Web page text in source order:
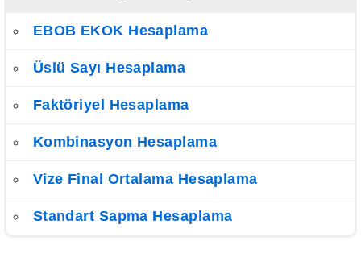
EBOB EKOK Hesaplama
Üslü Sayı Hesaplama
Faktöriyel Hesaplama
Kombinasyon Hesaplama
Vize Final Ortalama Hesaplama
Standart Sapma Hesaplama